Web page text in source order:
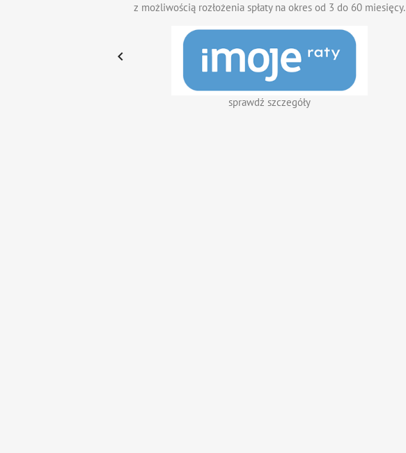
z możliwością rozłożenia spłaty na okres od 3 do 60 miesięcy.
sprawdź szczegóły
